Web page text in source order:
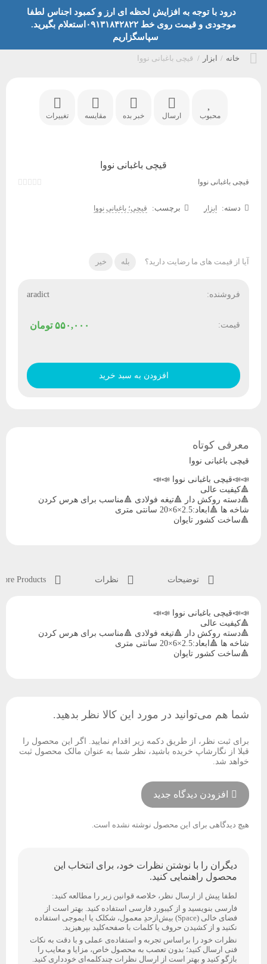
خانه / ابزار / قیچی باغبانی نووا
محبوب ارسال خبر بده مقایسه تغییرات
قیچی باغبانی نووا
قیچی باغبانی نووا
دسته: ابزار برچسب: قیچی؛ باغبانی نووا
آیا از قیمت های ما رضایت دارید؟ بله خیر
فروشنده: aradict
قیمت: تومان۵۵۰,۰۰۰
باغبانی
نووا
افزودن به سبد خرید
معرفی کوتاه
قیچی باغبانی نووا
📣📣قیچی باغبانی نووا 📣📣
🔺کیفیت عالی
🔺دسته روکش دار 🔺تیغه فولادی 🔺مناسب برای هرس کردن
شاخه ها 🔺ابعاد:2.5×6×20 سانتی متری
🔺ساخت کشور تایوان
توضیحات نظرات
📣📣قیچی باغبانی نووا 📣📣
🔺کیفیت عالی
🔺دسته روکش دار 🔺تیغه فولادی 🔺مناسب برای هرس کردن
شاخه ها 🔺ابعاد:2.5×6×20 سانتی متری
🔺ساخت کشور تایوان
شما هم می‌توانید در مورد این کالا نظر بدهید.
برای ثبت نظر، از طریق دکمه زیر اقدام نمایید. اگر این محصول را
قبلا از نگارشاپ خریده باشید، نظر شما به عنوان مالک محصول ثبت
خواهد شد.
افزودن دیدگاه جدید
هیچ دیدگاهی برای این محصول نوشته نشده است.
دیگران را با نوشتن نظرات خود، برای انتخاب این
محصول راهنمایی کنید.
لطفا پیش از ارسال نظر، خلاصه قوانین زیر را مطالعه کنید:
فارسی بنویسید و از کیبورد فارسی استفاده کنید. بهتر است از
فضای خالی (Space) بیش‌از‌حدِ معمول، شکلک یا ایموجی استفاده
نکنید و از کشیدن حروف یا کلمات با صفحه‌کلید بپرهیزید.
نظرات خود را براساس تجربه و استفاده‌ی عملی و با دقت به نکات
فنی ارسال کنید؛ بدون تعصب به محصول خاص، مزایا و معایب را
بازگو کنید و بهتر است از ارسال نظرات چندکلمه‌‌ای خودداری کنید.
درود با توجه به افزایش لحظه ای ارز و کمبود اجناس لطفا
موجودی و قیمت روی خط ۰۹۱۳۱۸۴۲۸۲۲استعلام بگیرید.
سپاسگزاریم